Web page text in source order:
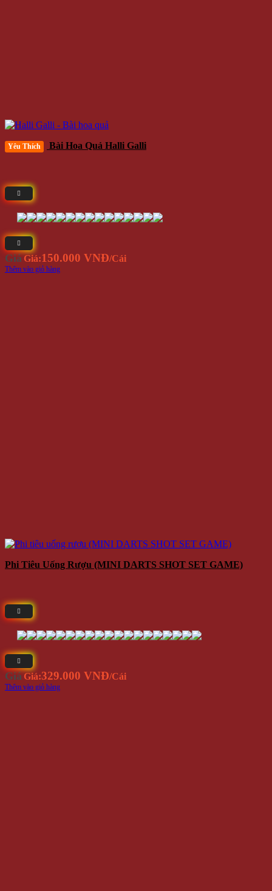
Yêu Thích Bài Hoa Quả Halli Galli
Giá Giá:150.000 VNĐ/Cái
Thêm vào giỏ hàng
Phi Tiêu Uống Rượu (MINI DARTS SHOT SET GAME)
Giá Giá:329.000 VNĐ/Cái
Thêm vào giỏ hàng